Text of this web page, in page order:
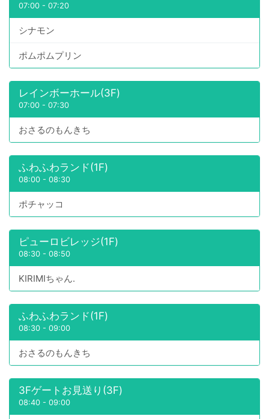
07:00 - 07:20
シナモン
ポムポムプリン
レインボーホール(3F)
07:00 - 07:30
おさるのもんきち
ふわふわランド(1F)
08:00 - 08:30
ポチャッコ
ピューロビレッジ(1F)
08:30 - 08:50
KIRIMIちゃん.
ふわふわランド(1F)
08:30 - 09:00
おさるのもんきち
3Fゲートお見送り(3F)
08:40 - 09:00